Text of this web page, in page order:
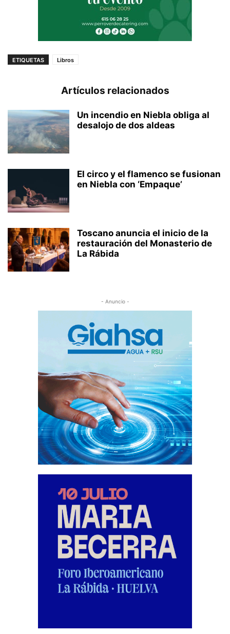
ETIQUETAS Libros
Artículos relacionados
Un incendio en Niebla obliga al
desalojo de dos aldeas
El circo y el flamenco se fusionan
en Niebla con ‘Empaque’
Toscano anuncia el inicio de la
restauración del Monasterio de
La Rábida
- Anuncio -